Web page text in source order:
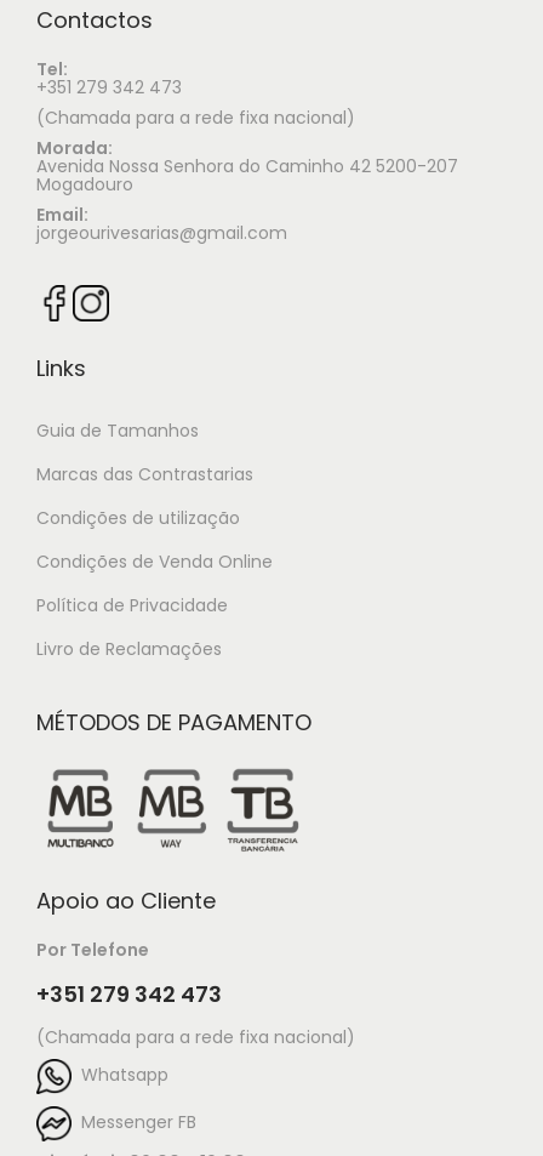
Contactos
Tel:
+351 279 342 473
(Chamada para a rede fixa nacional)
Morada:
Avenida Nossa Senhora do Caminho 42 5200-207
Mogadouro
Email:
jorgeourivesarias@gmail.com
Links
Guia de Tamanhos
Marcas das Contrastarias
Condições de utilização
Condições de Venda Online
Política de Privacidade
Livro de Reclamações
MÉTODOS DE PAGAMENTO
Apoio ao Cliente
Por Telefone
+351 279 342 473
(Chamada para a rede fixa nacional)
Whatsapp
Messenger FB